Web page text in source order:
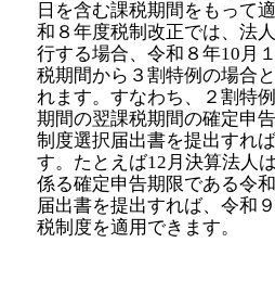
日を含む課税期間をもって
和８年度税制改正では、法
行する場合、令和８年10月
税期間から３割特例の場合
れます。すなわち、２割特
期間の翌課税期間の確定申
制度選択届出書を提出すれ
す。たとえば12月決算法人
係る確定申告期限である令
届出書を提出すれば、令和
税制度を適用できます。